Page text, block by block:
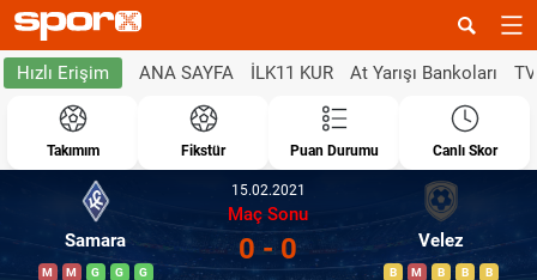
Hızlı Erişim ANA SAYFA İLK11 KUR At Yarışı Bankoları
Takımım Fikstür Puan Durumu Canlı Skor
Samara
M M G G G
15.02.2021
Maç Sonu
0 - 0 Velez
B M B B B